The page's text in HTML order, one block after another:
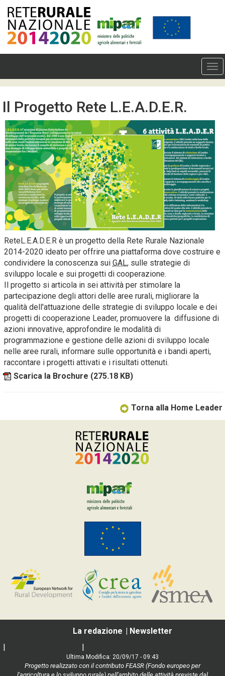
Il Progetto Rete L.E.A.D.E.R.
ReteL.E.A.D.E.R è un progetto della Rete Rurale Nazionale
2014-2020 ideato per offrire una piattaforma dove costruire e
condividere la conoscenza sui GAL, sulle strategie di
sviluppo locale e sui progetti di cooperazione.
Il progetto si articola in sei attività per stimolare la
partecipazione degli attori delle aree rurali, migliorare la
qualità dell'attuazione delle strategie di sviluppo locale e dei
progetti di cooperazione Leader, promuovere la diffusione di
azioni innovative, approfondire le modalità di
programmazione e gestione delle azioni di sviluppo locale
nelle aree rurali, informare sulle opportunità e i bandi aperti,
raccontare i progetti attivati e i risultati ottenuti.
Scarica la Brochure (275.18 KB)
Torna alla Home Leader
La redazione
Newsletter
Ultima Modifica: 20/09/17 - 09:43
Progetto realizzato con il contributo FEASR (Fondo europeo per